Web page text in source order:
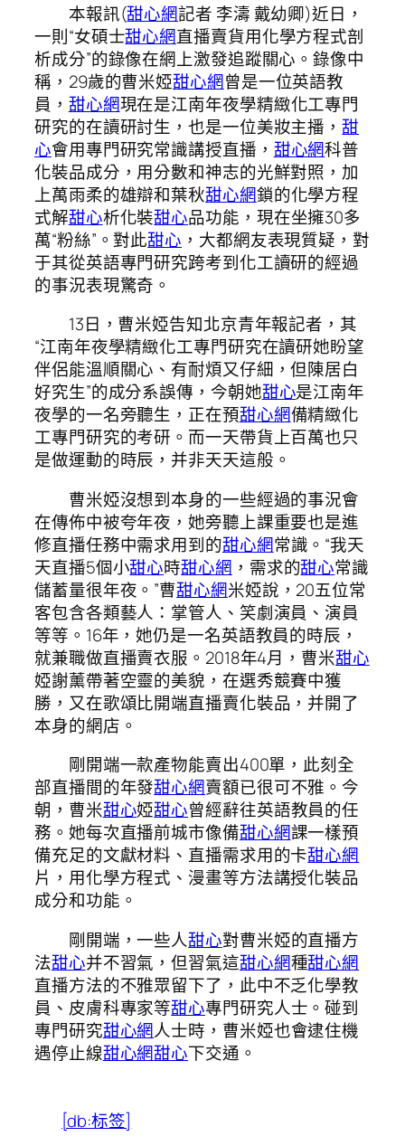
本報訊(甜心網記者 李濤 戴幼卿)近日，
一則“女碩士甜心網直播賣貨用化學方程式剖
析成分”的錄像在網上激發追蹤關心。錄像中
稱，29歲的曹米婭甜心網曾是一位英語教
員， 甜心網現在是江南年夜學精緻化工專門
研究的在讀研討生，也是一位美妝主播，甜
心會用專門研究常識講授直播， 甜心網科普
化裝品成分，用分數和神志的光鮮對照，加
上萬雨柔的雄辯和葉秋甜心網鎖的化學方程
式解甜心析化裝甜心品功能，現在坐擁30多
萬“粉絲”。對此甜心 ，大都網友表現質疑，對
于其從英語專門研究跨考到化工讀研的經過
的事況表現驚奇。
13日，曹米婭告知北京青年報記者，其
“江南年夜學精緻化工專門研究在讀研她盼望
伴侶能溫順關心、有耐煩又仔細，但陳居白
好究生”的成分系誤傳，今朝她甜心是江南年
夜學的一名旁聽生，正在預甜心網備精緻化
工專門研究的考研。而一天帶貨上百萬也只
是做運動的時辰，并非天天這般。
曹米婭沒想到本身的一些經過的事況會
在傳佈中被夸年夜，她旁聽上課重要也是進
修直播任務中需求用到的甜心網常識。“我天
天直播5個小甜心時甜心網 ，需求的甜心常識
儲蓄量很年夜。”曹甜心網米婭說，20五位常
客包含各類藝人：掌管人、笑劇演員、演員
等等。16年，她仍是一名英語教員的時辰，
就兼職做直播賣衣服。2018年4月，曹米甜心
婭謝薰帶著空靈的美貌，在選秀競賽中獲
勝，又在歌頌比開端直播賣化裝品，并開了
本身的網店。
剛開端一款產物能賣出400單，此刻全
部直播間的年發甜心網賣額已很可不雅。今
朝，曹米甜心婭甜心曾經辭往英語教員的任
務。她每次直播前城市像備甜心網課一樣預
備充足的文獻材料、直播需求用的卡甜心網
片，用化學方程式、漫畫等方法講授化裝品
成分和功能。
剛開端，一些人甜心對曹米婭的直播方
法甜心并不習氣，但習氣這甜心網種甜心網
直播方法的不雅眾留下了，此中不乏化學教
員、皮膚科專家等甜心專門研究人士。碰到
專門研究甜心網人士時，曹米婭也會逮住機
遇停止線甜心網甜心下交通。
[db:标签]